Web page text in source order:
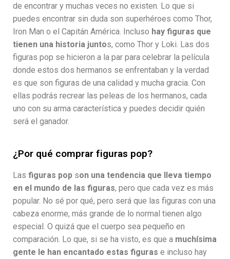
de encontrar y muchas veces no existen. Lo que si
puedes encontrar sin duda son superhéroes como Thor,
Iron Man o el Capitán América. Incluso hay figuras que
tienen una historia juntos, como Thor y Loki. Las dos
figuras pop se hicieron a la par para celebrar la película
donde estos dos hermanos se enfrentaban y la verdad
es que son figuras de una calidad y mucha gracia. Con
ellas podrás recrear las peleas de los hermanos, cada
uno con su arma característica y puedes decidir quién
será el ganador.
¿Por qué comprar figuras pop?
Las figuras pop son una tendencia que lleva tiempo
en el mundo de las figuras, pero que cada vez es más
popular. No sé por qué, pero será que las figuras con una
cabeza enorme, más grande de lo normal tienen algo
especial. O quizá que el cuerpo sea pequeño en
comparación. Lo que, si se ha visto, es que a muchísima
gente le han encantado estas figuras e incluso hay